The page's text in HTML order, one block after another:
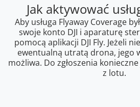
Jak aktywować
Aby usługa Flyaway Coverage
swoje konto DJI i aparaturę
pomocą aplikacji DJI Fly. Jeżeli
ewentualną utratą drona, jego
możliwa. Do zgłoszenia
z lotu.